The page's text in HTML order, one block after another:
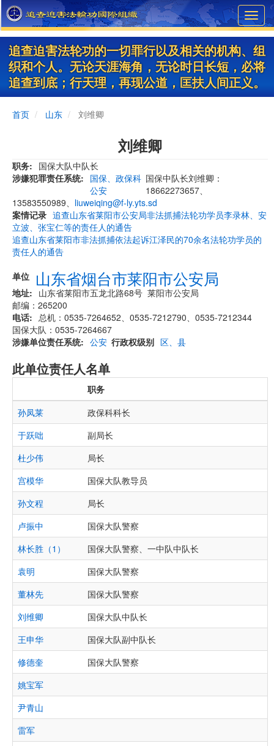
Skip
to
main
content
追查迫害法轮功的一切罪行以及相关的机构、组
织和个人。无论天涯海角，无论时日长短，必将
追查到底；行天理，再现公道，匡扶人间正义。
首页 山东 刘维卿
刘维卿
职务
国保大队中队长
涉嫌犯罪责任系统
国保、政保科
公安
国保中队长刘维卿：
18662273657、
13583550989、 liuweiqing@f-ly.yts.sd
案情记录 追查山东省莱阳市公安局非法抓捕法轮功学员李录林、安
立波、张宝仁等的责任人的通告
追查山东省莱阳市非法抓捕依法起诉江泽民的70余名法轮功学员的
责任人的通告
单位 山东省烟台市莱阳市公安局
地址
山东省莱阳市五龙北路68号 莱阳市公安局
邮编：265200
电话
总机：0535-7264652、0535-7212790、0535-7212344
国保大队：0535-7264667
涉嫌单位责任系统
公安 行政权级别 区、县
此单位责任人名单
职务
孙凤莱
政保科科长
于跃咄
副局长
杜少伟
局长
宫模华
国保大队教导员
孙文程
局长
卢振中
国保大队警察
林长胜（1）
国保大队警察、一中队中队长
袁明
国保大队警察
董林先
国保大队警察
刘维卿
国保大队中队长
王申华
国保大队副中队长
修德奎
国保大队警察
姚宝军
尹青山
雷军